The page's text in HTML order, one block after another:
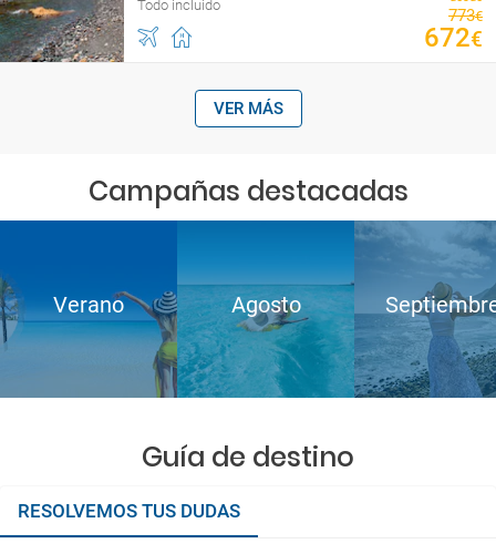
Todo incluido
773€
672€
VER MÁS
Campañas destacadas
Verano Agosto
Guía de destino
RESOLVEMOS TUS DUDAS